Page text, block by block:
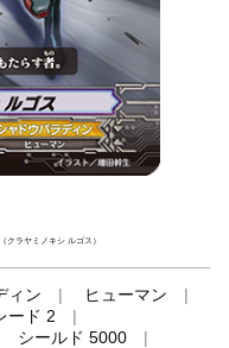
（クラヤミノキシ ルゴス）
ィン
ヒューマン
ード 2
シールド 5000